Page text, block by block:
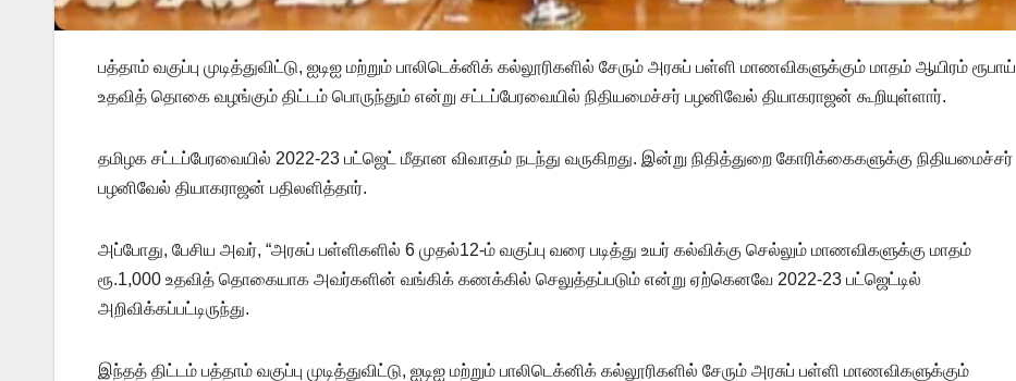
பத்தாம் வகுப்பு முடித்துவிட்டு, ஐடிஐ மற்றும் பாலிடெக்னிக் கல்லூரிகளில் சேரும் அரசுப் பள்ளி மாணவிகளுக்கும் மாதம் ஆயிரம் ரூபாய்
உதவித் தொகை வழங்கும் திட்டம் பொருந்தும் என்று சட்டப்பேரவையில் நிதியமைச்சர் பழனிவேல் தியாகராஜன் கூறியுள்ளார்.
தமிழக சட்டப்பேரவையில் 2022-23 பட்ஜெட் மீதான விவாதம் நடந்து வருகிறது. இன்று நிதித்துறை கோரிக்கைகளுக்கு நிதியமைச்சர்
பழனிவேல் தியாகராஜன் பதிலளித்தார்.
அப்போது, பேசிய அவர், “அரசுப் பள்ளிகளில் 6 முதல்12-ம் வகுப்பு வரை படித்து உயர் கல்விக்கு செல்லும் மாணவிகளுக்கு மாதம்
ரூ.1,000 உதவித் தொகையாக அவர்களின் வங்கிக் கணக்கில் செலுத்தப்படும் என்று ஏற்கெனவே 2022-23 பட்ஜெட்டில்
அறிவிக்கப்பட்டிருந்து.
இந்தத் திட்டம் பத்தாம் வகுப்பு முடித்துவிட்டு, ஐடிஐ மற்றும் பாலிடெக்னிக் கல்லூரிகளில் சேரும் அரசுப் பள்ளி மாணவிகளுக்கும்